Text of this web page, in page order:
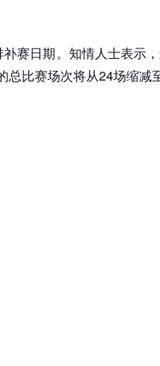
赛日期。知情人士表示
总比赛场次将从24场缩减